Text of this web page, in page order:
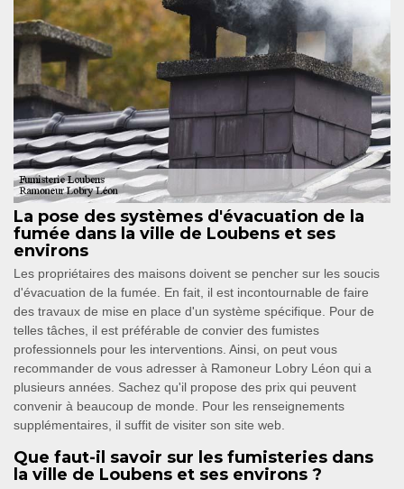
La pose des systèmes d'évacuation de la
fumée dans la ville de Loubens et ses
environs
Les propriétaires des maisons doivent se pencher sur les soucis
d'évacuation de la fumée. En fait, il est incontournable de faire
des travaux de mise en place d'un système spécifique. Pour de
telles tâches, il est préférable de convier des fumistes
professionnels pour les interventions. Ainsi, on peut vous
recommander de vous adresser à Ramoneur Lobry Léon qui a
plusieurs années. Sachez qu'il propose des prix qui peuvent
convenir à beaucoup de monde. Pour les renseignements
supplémentaires, il suffit de visiter son site web.
Que faut-il savoir sur les fumisteries dans
la ville de Loubens et ses environs ?